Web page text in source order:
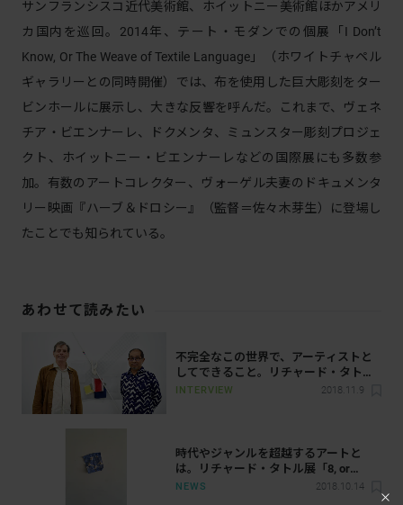
サンフランシスコ近代美術館、ホイットニー美術館ほかアメリ
カ国内を巡回。2014年、テート・モダンでの個展「I Don’t
Know, Or The Weave of Textile Language」（ホワイトチャペル
ギャラリーとの同時開催）では、布を使用した巨大彫刻をター
ビンホールに展示し、大きな反響を呼んだ。これまで、ヴェネ
チア・ビエンナーレ、ドクメンタ、ミュンスター彫刻プロジェ
クト、ホイットニー・ビエンナーレなどの国際展にも多数参
加。有数のアートコレクター、ヴォーゲル夫妻のドキュメンタ
リー映画『ハーブ＆ドロシー』（監督＝佐々木芽生）に登場し
たことでも知られている。
あわせて読みたい
不完全なこの世界で、アーティストと
してできること。リチャード・タトル×
青木淳対談
INTERVIEW 2018.11.9
時代やジャンルを超越するアートと
は。リチャード・タトル展「8, or
Hachi」が小山登美夫ギャラリーで開催
NEWS 2018.10.14